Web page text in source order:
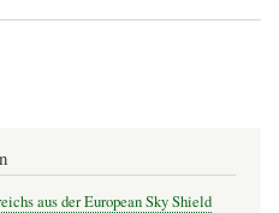
Mass?
normal?
aus der European Sky Shield